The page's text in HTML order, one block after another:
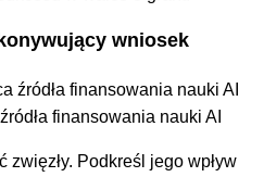
wniosek
finansowania nauki AI
zwięzły. Podkreśl jego wpływ